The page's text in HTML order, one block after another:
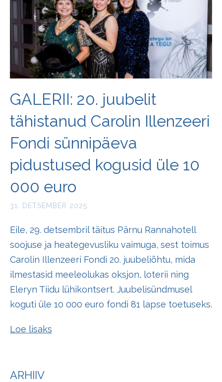
GALERII: 20. juubelit
tähistanud Carolin Illenzeeri
Fondi sünnipäeva
pidustused kogusid üle 10
000 euro
31. DETSEMBER 2025
Eile, 29. detsembril täitus Pärnu Rannahotell
soojuse ja heategevusliku vaimuga, sest toimus
Carolin Illenzeeri Fondi 20. juubeliõhtu, mida
ilmestasid meeleolukas oksjon, loterii ning
Eleryn Tiidu lühikontsert. Juubelisündmusel
koguti üle 10 000 euro fondi 81 lapse toetuseks.
Loe lisaks
ARHIIV